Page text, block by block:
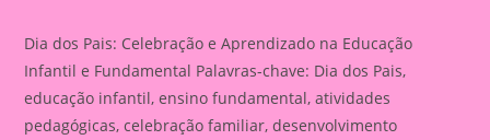
Dia dos Pais: Celebração e Aprendizado na Educação
Infantil e Fundamental Palavras-chave: Dia dos Pais,
educação infantil, ensino fundamental, atividades
pedagógicas, celebração familiar, desenvolvimento